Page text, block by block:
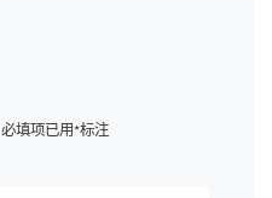
必填项已用*标注